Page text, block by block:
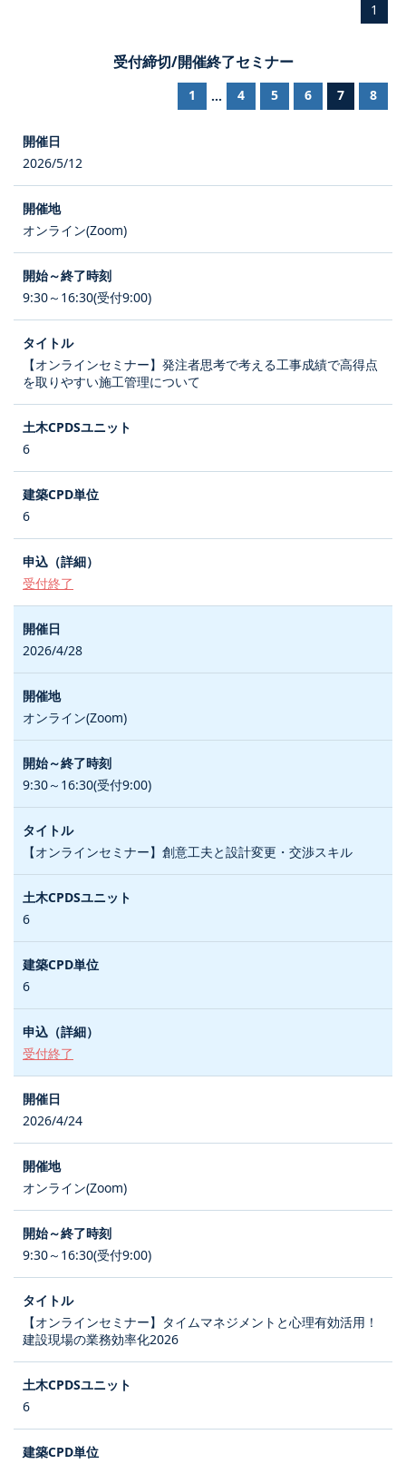
1
受付締切/開催終了セミナー
1 ... 4 5 6 7 8
2026/5/12
オンライン(Zoom)
9:30～16:30(受付9:00)
【オンラインセミナー】発注者思考で考える工事成績で高得点
を取りやすい施工管理について
6
6
受付終了
2026/4/28
オンライン(Zoom)
9:30～16:30(受付9:00)
【オンラインセミナー】創意工夫と設計変更・交渉スキル
6
6
受付終了
2026/4/24
オンライン(Zoom)
9:30～16:30(受付9:00)
【オンラインセミナー】タイムマネジメントと心理有効活用！
建設現場の業務効率化2026
6